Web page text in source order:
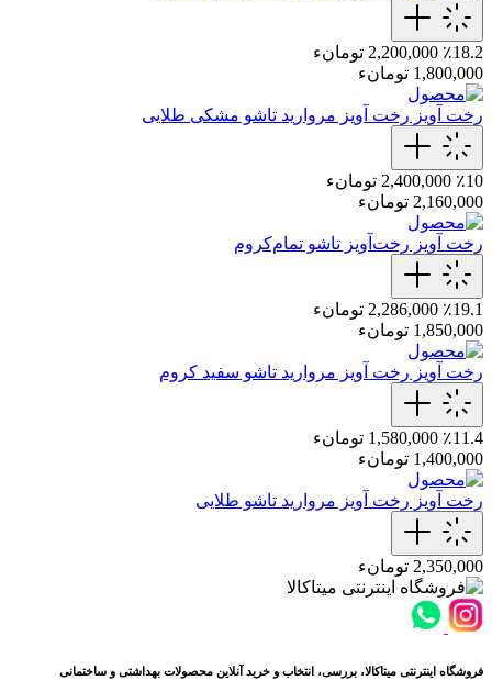
٪18.2 2,200,000 تومانء
1,800,000 تومانء
رخت آویز رخت‌ آویز مروارید تاشو‌ مشکی‌ طلایی
٪10 2,400,000 تومانء
2,160,000 تومانء
رخت آویز رخت‌آویز تاشو تمام‌کروم
٪19.1 2,286,000 تومانء
1,850,000 تومانء
رخت آویز رخت‌ آویز مروارید تاشو سفید‌ کروم
٪11.4 1,580,000 تومانء
1,400,000 تومانء
رخت آویز رخت‌ آویز مروارید تاشو طلایی
2,350,000 تومانء
فروشگاه اینترنتی میتاکالا، بررسی، انتخاب و خرید آنلاین محصولات بهداشتی و ساختمانی